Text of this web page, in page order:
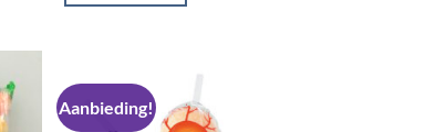
Aanbieding!